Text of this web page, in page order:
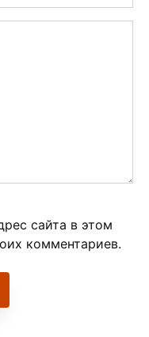
сайта в этом
комментариев.